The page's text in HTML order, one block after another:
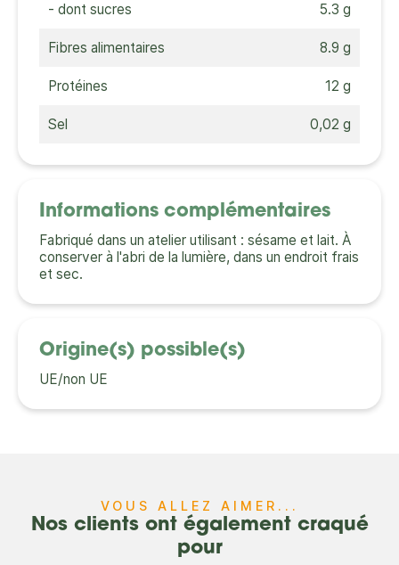
- dont sucres 5.3 g
Fibres alimentaires 8.9 g
Protéines 12 g
Sel 0,02 g
Informations complémentaires
Fabriqué dans un atelier utilisant : sésame et lait. À
conserver à l'abri de la lumière, dans un endroit frais
et sec.
Origine(s) possible(s)
UE/non UE
VOUS ALLEZ AIMER...
Nos clients ont également craqué
pour